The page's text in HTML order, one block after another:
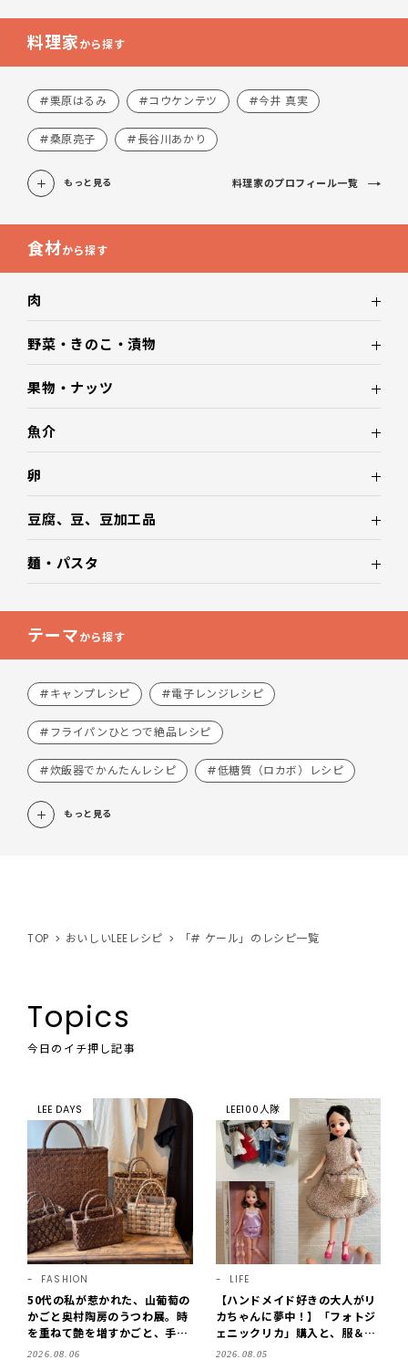
料理家から探す
#栗原はるみ #コウケンテツ #今井 真実
#桑原亮子 #長谷川あかり
もっと見る 料理家のプロフィール一覧
食材から探す
肉
野菜・きのこ・漬物
果物・ナッツ
魚介
卵
豆腐、豆、豆加工品
麺・パスタ
テーマから探す
#キャンプレシピ #電子レンジレシピ
#フライパンひとつで絶品レシピ
#炊飯器でかんたんレシピ #低糖質（ロカボ）レシピ
もっと見る
TOP おいしいLEEレシピ 「# ケール」のレシピ一覧
Topics
今日のイチ押し記事
LEE DAYS
FASHION
50代の私が惹かれた、山葡萄の
かごと奥村陶房のうつわ展。時
を重ねて艶を増すかごと、手仕
事の美しさに出会いました。
2026.08.06
LEE100人隊
LIFE
【ハンドメイド好きの大人がリ
カちゃんに夢中！】「フォトジ
ェニックリカ」購入と、服＆ク
ローゼットの手づくり実例をご
2026.08.05